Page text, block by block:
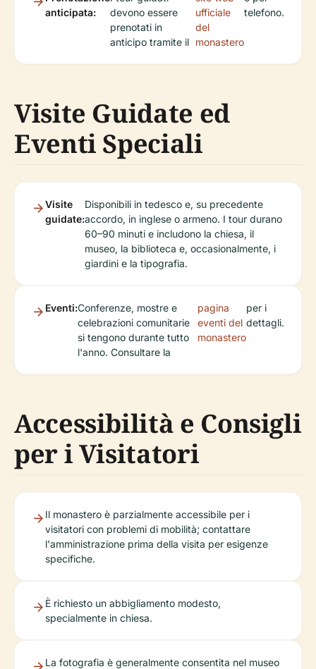
anticipata:
devono essere
prenotati in
anticipo tramite il
ufficiale
del
monastero
telefono.
Visite Guidate ed
Eventi Speciali
Visite
guidate:
Disponibili in tedesco e, su precedente
accordo, in inglese o armeno. I tour durano
60–90 minuti e includono la chiesa, il
museo, la biblioteca e, occasionalmente, i
giardini e la tipografia.
Eventi:Conferenze, mostre e
celebrazioni comunitarie
si tengono durante tutto
l'anno. Consultare la
pagina
eventi del
monastero
per i
dettagli.
Accessibilità e Consigli
per i Visitatori
Il monastero è parzialmente accessibile per i
visitatori con problemi di mobilità; contattare
l'amministrazione prima della visita per esigenze
specifiche.
È richiesto un abbigliamento modesto,
specialmente in chiesa.
La fotografia è generalmente consentita nel museo